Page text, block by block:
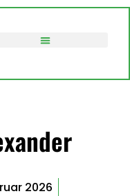
2026